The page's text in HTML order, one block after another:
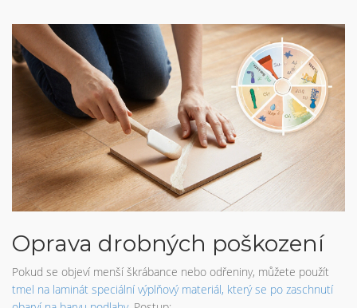
Oprava drobných poškození
Pokud se objeví menší škrábance nebo odřeniny, můžete použít
tmel na laminát speciální výplňový materiál, který se po zaschnutí